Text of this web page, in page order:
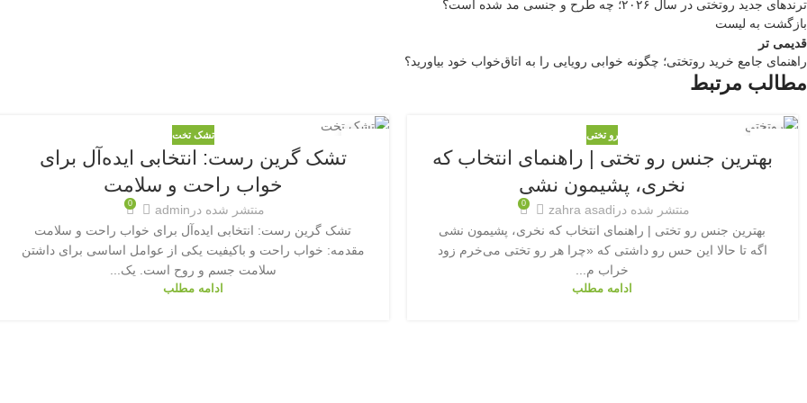
ترندهای جدید روتختی در سال ۲۰۲۶؛ چه طرح و جنسی مد شده است؟
بازگشت به لیست
قدیمی تر
راهنمای جامع خرید روتختی؛ چگونه خوابی رویایی را به اتاق‌خواب خود بیاورید؟
مطالب مرتبط
مه
رو تختی
بهترین جنس رو تختی | راهنمای انتخاب که
نخری، پشیمون نشی
منتشر شده در zahra asadi
0
بهترین جنس رو تختی | راهنمای انتخاب که نخری، پشیمون نشی
اگه تا حالا این حس رو داشتی که «چرا هر رو تختی می‌خرم زود
خراب م...
ادامه مطلب
تشک تخت
تشک گرین رست: انتخابی ایده‌آل برای
خواب راحت و سلامت
منتشر شده در admin
0
تشک گرین رست: انتخابی ایده‌آل برای خواب راحت و سلامت
مقدمه: خواب راحت و باکیفیت یکی از عوامل اساسی برای داشتن
سلامت جسم و روح است. یک...
ادامه مطلب